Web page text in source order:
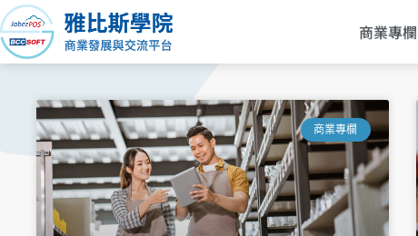
跳
至
主
商業專欄
商業專欄
頁
面